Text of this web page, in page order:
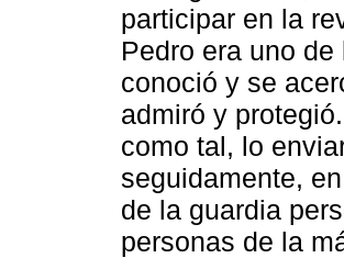
participar en la
Pedro era uno
conoció y se
admiró y
como tal, lo
seguidamente,
de la guardia
personas de la